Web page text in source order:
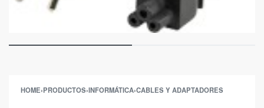
HOME›PRODUCTOS›INFORMÁTICA›CABLES Y ADAPTADORES